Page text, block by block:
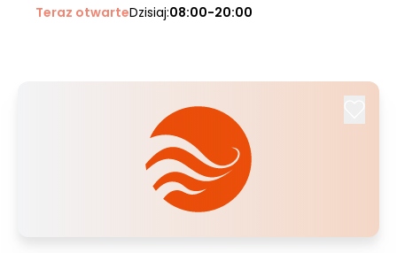
Teraz otwarteDzisiaj:08:00-20:00